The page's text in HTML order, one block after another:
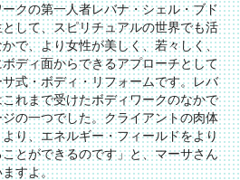
クの第一人者レバナ・シェル・ブド
して、スピリチュアルの世界でも活
で、より女性が美しく、若々しく、
ディ面からできるアプローチとして
式・ボディ・リフォームです。レバ
れまで受けたボディワークのなかで
の一つでした。クライアントの肉体
り、エネルギー・フィールドをより
とができるのです」と、マーサさん
すよ。